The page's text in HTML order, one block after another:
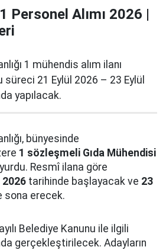
Personel Alımı 2026 |
1 mühendis alım ilanı
süreci 21 Eylül 2026 – 23 Eylül
yapılacak.
bünyesinde
1 sözleşmeli Gıda Mühendisi
Resmî ilana göre
2026 tarihinde başlayacak ve 23
sona erecek.
Belediye Kanunu ile ilgili
gerçekleştirilecek. Adayların